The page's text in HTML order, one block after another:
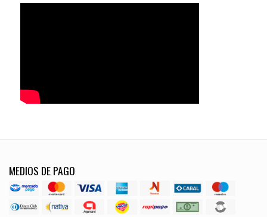
MEDIOS DE PAGO